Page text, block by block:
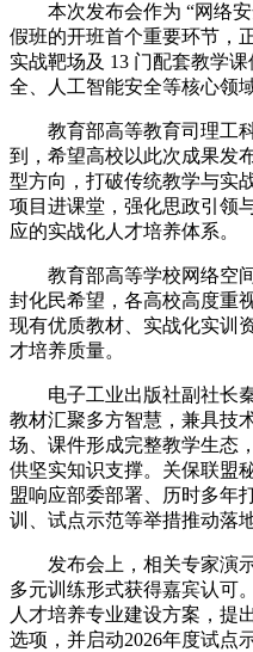
本次发布会作为 “网络
假班的开班首个重要环节，
实战靶场及 13 门配套教学
全、人工智能安全等核心领域
教育部高等教育司理工
到，希望高校以此次成果发
型方向，打破传统教学与实
项目进课堂，强化思政引领
应的实战化人才培养体系。
教育部高等学校网络空
封化民希望，各高校高度重
现有优质教材、实战化实训
才培养质量。
电子工业出版社副社长
教材汇聚多方智慧，兼具技
场、课件形成完整教学生态
供坚实知识支撑。关保联盟
盟响应部委部署、历时多年
训、试点示范等举措推动落
发布会上，相关专家演
多元训练形式获得嘉宾认可
人才培养专业建设方案，提
选项，并启动2026年度试点